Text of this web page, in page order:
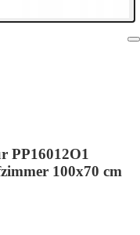
PP16012O1
100x70 cm